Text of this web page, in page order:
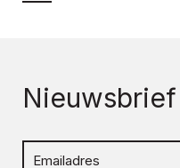
Nieuwsbrief